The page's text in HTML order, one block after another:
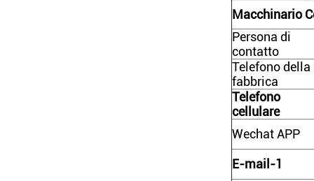
Macchinario
Persona di
contatto
Telefono della
fabbrica
Telefono
cellulare
Wechat APP
E-mail-1